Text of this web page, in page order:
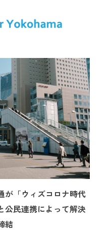
が「ウィズコロナ時代
公民連携によって解決
結